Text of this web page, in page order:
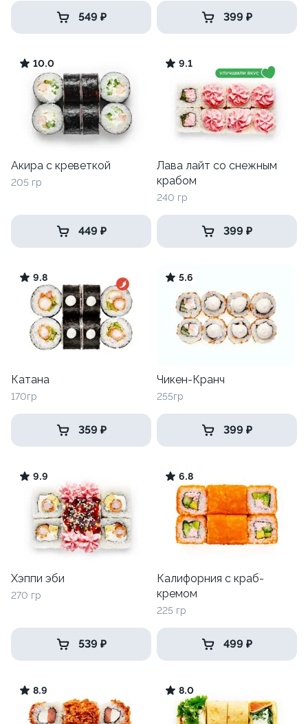
549 ₽ 399 ₽
10.0
Акира с креветкой
205 гр
449 ₽
9.1
Лава лайт со снежным
крабом
240 гр
399 ₽
9.8
Катана
170гр
359 ₽
5.6
Чикен-Кранч
255гр
399 ₽
9.9
Хэппи эби
270 гр
539 ₽
6.8
Калифорния с краб-
кремом
225 гр
499 ₽
8.9 8.0